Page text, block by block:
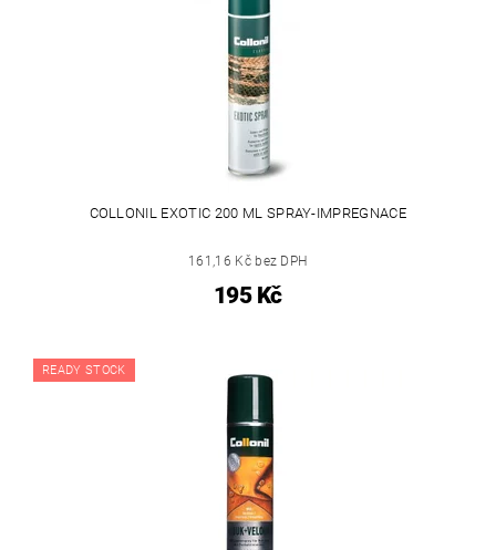
COLLONIL EXOTIC 200 ML SPRAY-IMPREGNACE
161,16 Kč bez DPH
195 Kč
READY STOCK